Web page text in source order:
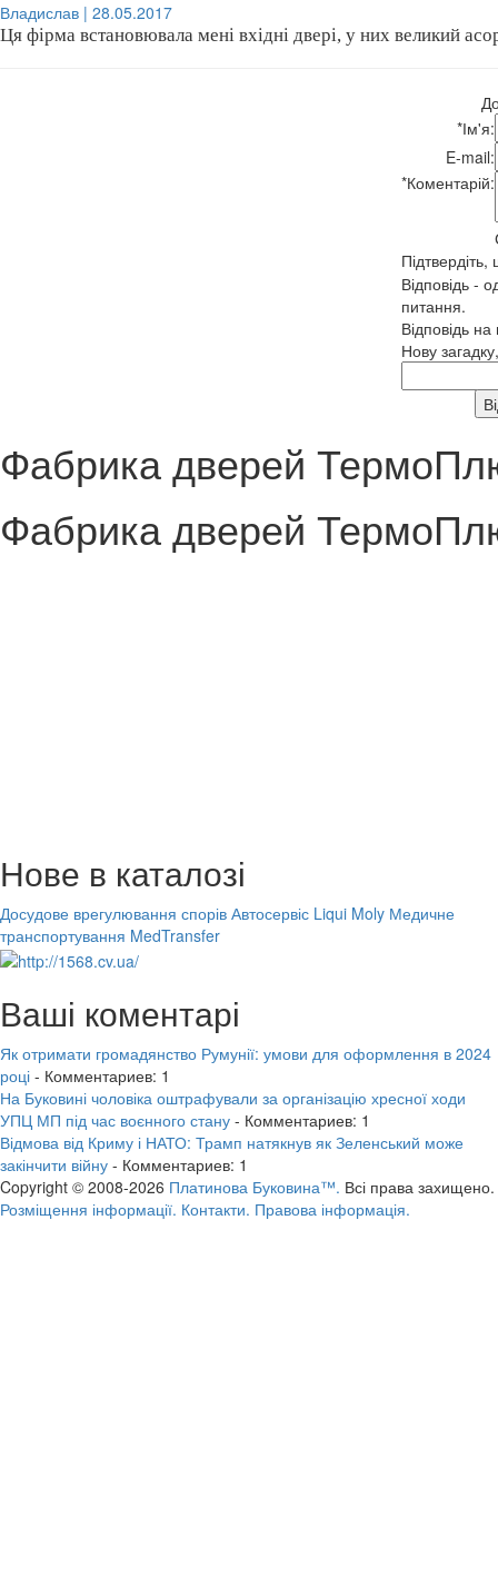
Владислав | 28.05.2017
Ця фірма встановювала мені вхідні двері, у них великий
*Ім'я:
E-mail:
*Коментарій:
Відповідь -
питання.
Відповідь
Нову
Фабрика дверей
Фабрика дверей
Нове в каталозі
Досудове врегулювання спорів Автосервіс Liqui Moly Медичне
транспортування MedTransfer
Ваші коментарі
Як отримати громадянство Румунії: умови для оформлення в 2024
році - Комментариев: 1
На Буковині чоловіка оштрафували за організацію хресної ходи
УПЦ МП під час воєнного стану - Комментариев: 1
Відмова від Криму і НАТО: Трамп натякнув як Зеленський може
закінчити війну - Комментариев: 1
Copyright © 2008-2026 Платинова Буковина™. Всі права захищено.
Розміщення інформації. Контакти. Правова інформація.